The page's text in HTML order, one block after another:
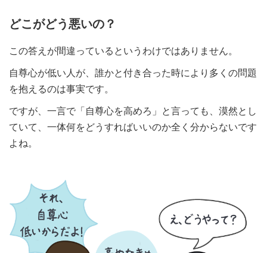
どこがどう悪いの？
この答えが間違っているというわけではありません。
自尊心が低い人が、誰かと付き合った時により多くの問題
を抱えるのは事実です。
ですが、一言で「自尊心を高めろ」と言っても、漠然とし
ていて、一体何をどうすればいいのか全く分からないです
よね。